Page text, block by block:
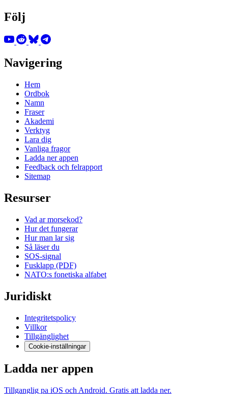
Följ
Navigering
Hem
Ordbok
Namn
Fraser
Akademi
Verktyg
Lara dig
Vanliga fragor
Ladda ner appen
Feedback och felrapport
Sitemap
Resurser
Vad ar morsekod?
Hur det fungerar
Hur man lar sig
Så läser du
SOS-signal
Fusklapp (PDF)
NATO:s fonetiska alfabet
Juridiskt
Integritetspolicy
Villkor
Tillgänglighet
Cookie-inställningar
Ladda ner appen
Tillganglig pa iOS och Android. Gratis att ladda ner.